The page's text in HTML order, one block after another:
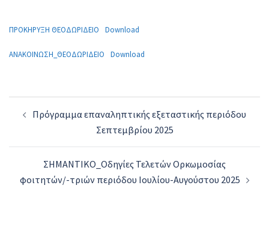
ΠΡΟΚΗΡΥΞΗ ΘΕΟΔΩΡΙΔΕΙΟ Download
ΑΝΑΚΟΙΝΩΣΗ_ΘΕΟΔΩΡΙΔΕΙΟ Download
navigation
Πρόγραμμα επαναληπτικής εξεταστικής περιόδου
Σεπτεμβρίου 2025
ΣΗΜΑΝΤΙΚΟ_Οδηγίες Τελετών Ορκωμοσίας
φοιτητών/-τριών περιόδου Ιουλίου-Αυγούστου 2025